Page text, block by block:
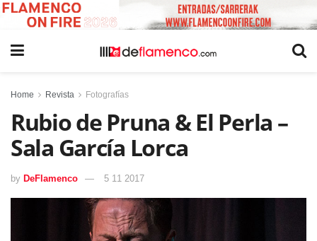
Home Revista Fotografías
Rubio de Pruna & El Perla –
Sala García Lorca
by DeFlamenco 5 11 2017